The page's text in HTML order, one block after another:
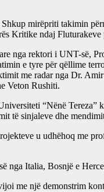
mirëpriti takimin
Kritike ndaj Fluturakeve
nga rektori i UNT-së,
e tyre për qëllime
me radar nga Dr.
Veton Rushiti.
“Nënë Tereza”
të sinjaleve dhe
u udhëhoq me
nga Italia, Bosnjë e
me një demonstrim